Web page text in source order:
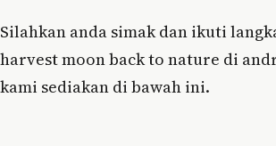
Silahkan anda simak dan ikuti
harvest moon back to nature di
kami sediakan di bawah ini.